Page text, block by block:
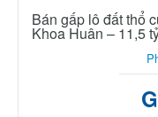
Bán gấp lô đất thổ
Khoa Huân – 11,5